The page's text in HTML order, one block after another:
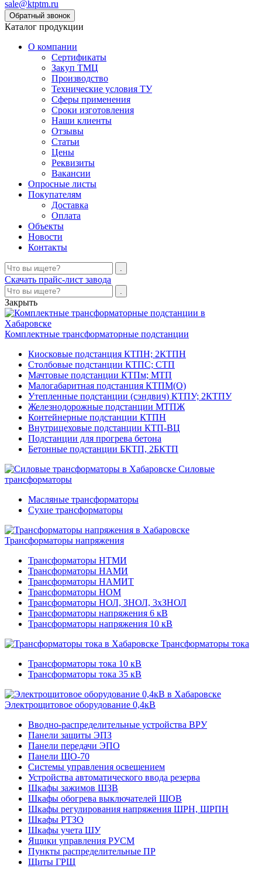
sale@ktptm.ru
Каталог продукции
О компании
Сертификаты
Закуп ТМЦ
Производство
Технические условия ТУ
Сферы применения
Сроки изготовления
Наши клиенты
Отзывы
Статьи
Цены
Реквизиты
Вакансии
Опросные листы
Покупателям
Доставка
Оплата
Объекты
Новости
Контакты
Скачать прайс-лист завода
Закрыть
Комплектные трансформаторные подстанции
Киосковые подстанция КТПН; 2КТПН
Столбовые подстанции КТПС; СТП
Мачтовые подстанции КТПм; МТП
Малогабаритная подстанция КТПМ(О)
Утепленные подстанции (сэндвич) КТПУ; 2КТПУ
Железнодорожные подстанции МТПЖ
Контейнерные подстанции КТПН
Внутрицеховые подстанции КТП-ВЦ
Подстанции для прогрева бетона
Бетонные подстанции БКТП, 2БКТП
Силовые
трансформаторы
Масляные трансформаторы
Сухие трансформаторы
Трансформаторы напряжения
Трансформаторы НТМИ
Трансформаторы НАМИ
Трансформаторы НАМИТ
Трансформаторы НОМ
Трансформаторы НОЛ, ЗНОЛ, 3хЗНОЛ
Трансформаторы напряжения 6 кВ
Трансформаторы напряжения 10 кВ
Трансформаторы тока
Трансформаторы тока 10 кВ
Трансформаторы тока 35 кВ
Электрощитовое оборудование 0,4кВ
Вводно-распределительные устройства ВРУ
Панели защиты ЭПЗ
Панели передачи ЭПО
Панели ЩО-70
Системы управления освещением
Устройства автоматического ввода резерва
Шкафы зажимов ШЗВ
Шкафы обогрева выключателей ШОВ
Шкафы регулирования напряжения ШРН, ШРПН
Шкафы РТЗО
Шкафы учета ШУ
Ящики управления РУСМ
Пункты распределительные ПР
Щиты ГРЩ